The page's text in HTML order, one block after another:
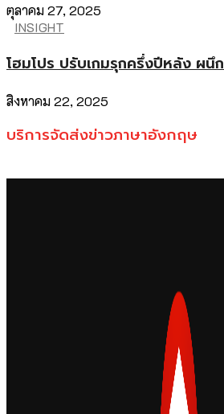
ตุลาคม 27, 2025
INSIGHT
โฮมโปร ปรับเกมรุกครึ่งปีหลัง ผนึก
สิงหาคม 22, 2025
บริการจัดส่งข่าวภาษาอังกฤษ